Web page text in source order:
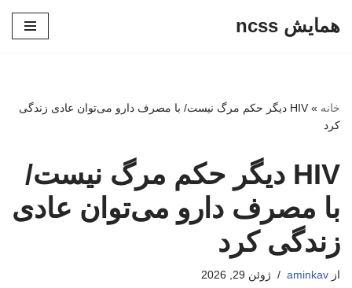
همایش ncss
خانه »
HIV دیگر حکم مرگ نیست/ با مصرف دارو می‌توان عادی زندگی
کرد
HIV دیگر حکم مرگ نیست/
با مصرف دارو می‌توان عادی
زندگی کرد
از aminkav ژوئن 29, 2026